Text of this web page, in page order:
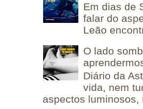
Em dias de
falar do
Leão
O lado
Diário da
vida, nem
aspectos luminosos,